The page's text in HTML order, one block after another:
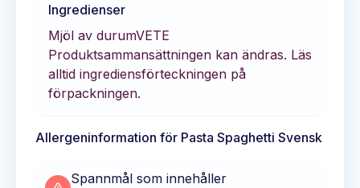
Ingredienser
Mjöl av durumVETE
Produktsammansättningen kan ändras. Läs
alltid ingrediensförteckningen på
förpackningen.
Allergeninformation för Pasta Spaghetti Svensk
Spannmål som innehåller